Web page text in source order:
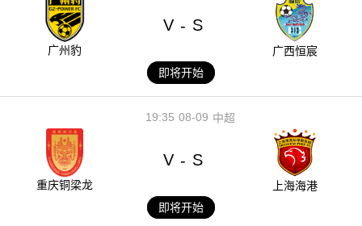
广州豹
V - S
广西恒宸
即将开始
08-09
19:35 中超
重庆铜梁龙
V - S
上海海港
即将开始